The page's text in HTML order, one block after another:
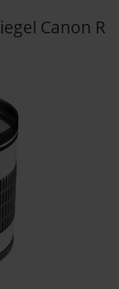
Canon R